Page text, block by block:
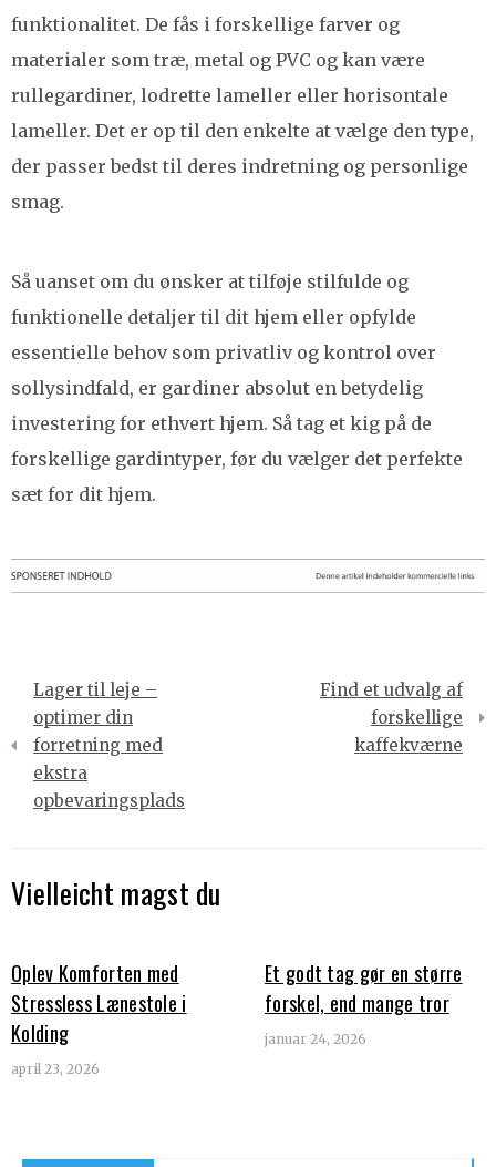
funktionalitet. De fås i forskellige farver og
materialer som træ, metal og PVC og kan være
rullegardiner, lodrette lameller eller horisontale
lameller. Det er op til den enkelte at vælge den type,
der passer bedst til deres indretning og personlige
smag.
Så uanset om du ønsker at tilføje stilfulde og
funktionelle detaljer til dit hjem eller opfylde
essentielle behov som privatliv og kontrol over
sollysindfald, er gardiner absolut en betydelig
investering for ethvert hjem. Så tag et kig på de
forskellige gardintyper, før du vælger det perfekte
sæt for dit hjem.
Indlægsnavigation
Lager til leje –
optimer din
forretning med
ekstra
opbevaringsplads
Find et udvalg af
forskellige
kaffekværne
Vielleicht magst du
Oplev Komforten med
Stressless Lænestole i
Kolding
april 23, 2026
Et godt tag gør en større
forskel, end mange tror
januar 24, 2026